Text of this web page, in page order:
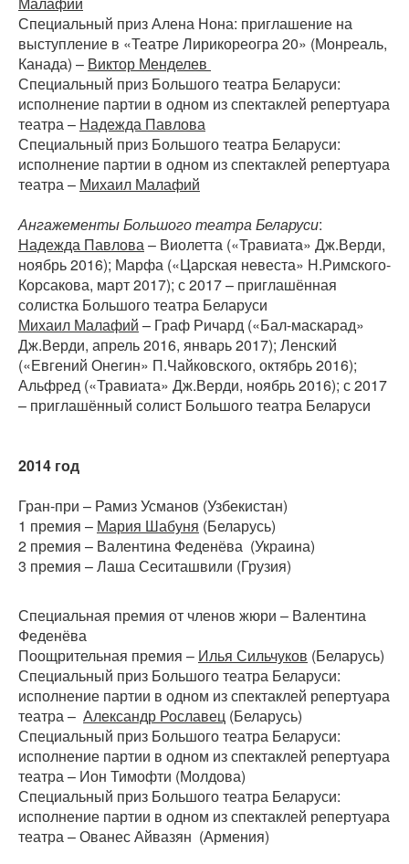
Специальный приз Алена Нона: приглашение на
выступление в «Театре Лирикореогра 20» (Монреаль,
Канада) – Виктор Менделев
Специальный приз Большого театра Беларуси:
исполнение партии в одном из спектаклей репертуара
театра – Надежда Павлова
Специальный приз Большого театра Беларуси:
исполнение партии в одном из спектаклей репертуара
театра – Михаил Малафий
Ангажементы Большого театра Беларуси:
Надежда Павлова – Виолетта («Травиата» Дж.Верди,
ноябрь 2016); Марфа («Царская невеста» Н.Римского-
Корсакова, март 2017); с 2017 – приглашённая
солистка Большого театра Беларуси
Михаил Малафий – Граф Ричард («Бал-маскарад»
Дж.Верди, апрель 2016, январь 2017); Ленский
(«Евгений Онегин» П.Чайковского, октябрь 2016);
Альфред («Травиата» Дж.Верди, ноябрь 2016); с 2017
– приглашённый солист Большого театра Беларуси
2014 год
Гран-при – Рамиз Усманов (Узбекистан)
1 премия – Мария Шабуня (Беларусь)
2 премия – Валентина Феденёва (Украина)
3 премия – Лаша Сеситашвили (Грузия)
Специальная премия от членов жюри – Валентина
Феденёва
Поощрительная премия – Илья Сильчуков (Беларусь)
Специальный приз Большого театра Беларуси:
исполнение партии в одном из спектаклей репертуара
театра – Александр Рославец (Беларусь)
Специальный приз Большого театра Беларуси:
исполнение партии в одном из спектаклей репертуара
театра – Ион Тимофти (Молдова)
Специальный приз Большого театра Беларуси:
исполнение партии в одном из спектаклей репертуара
театра – Ованес Айвазян (Армения)